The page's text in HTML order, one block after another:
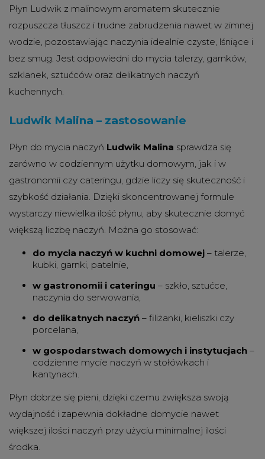
Płyn Ludwik z malinowym aromatem skutecznie
rozpuszcza tłuszcz i trudne zabrudzenia nawet w zimnej
wodzie, pozostawiając naczynia idealnie czyste, lśniące i
bez smug. Jest odpowiedni do mycia talerzy, garnków,
szklanek, sztućców oraz delikatnych naczyń
kuchennych.
Ludwik Malina – zastosowanie
Płyn do mycia naczyń Ludwik Malina sprawdza się
zarówno w codziennym użytku domowym, jak i w
gastronomii czy cateringu, gdzie liczy się skuteczność i
szybkość działania. Dzięki skoncentrowanej formule
wystarczy niewielka ilość płynu, aby skutecznie domyć
większą liczbę naczyń. Można go stosować:
do mycia naczyń w kuchni domowej – talerze,
kubki, garnki, patelnie,
w gastronomii i cateringu – szkło, sztućce,
naczynia do serwowania,
do delikatnych naczyń – filiżanki, kieliszki czy
porcelana,
w gospodarstwach domowych i instytucjach –
codzienne mycie naczyń w stołówkach i
kantynach.
Płyn dobrze się pieni, dzięki czemu zwiększa swoją
wydajność i zapewnia dokładne domycie nawet
większej ilości naczyń przy użyciu minimalnej ilości
środka.